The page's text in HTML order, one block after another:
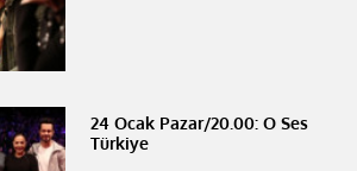
24 Ocak Pazar/20.00: O Ses
Türkiye